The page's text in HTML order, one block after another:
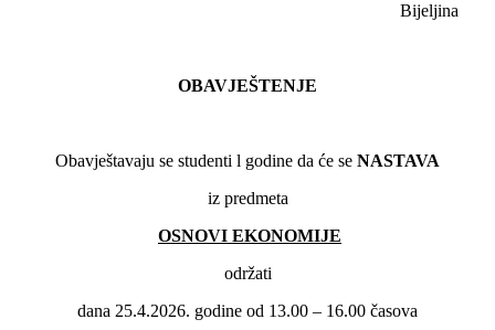
Bijeljina
OBAVJEŠTENJE
Obavještavaju se studenti l godine da će se NASTAVA
iz predmeta
OSNOVI EKONOMIJE
održati
dana 25.4.2026. godine od 13.00 – 16.00 časova